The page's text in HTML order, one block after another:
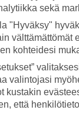
sekä
"Hyväksy"
välttämättömät
kohteidesi
valintojasi
kustakin
että